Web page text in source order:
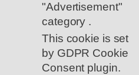
"Advertisement"
category .
This cookie is set
by GDPR Cookie
Consent plugin.